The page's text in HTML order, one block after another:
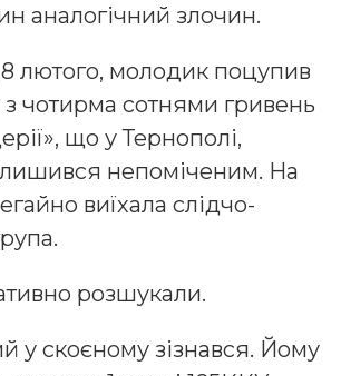
аналогічний злочин.
лютого, молодик поцупив
з чотирма сотнями гривень
що у Тернополі,
непоміченим. На
виїхала слідчо-
розшукали.
у скоєному зізнався. Йому